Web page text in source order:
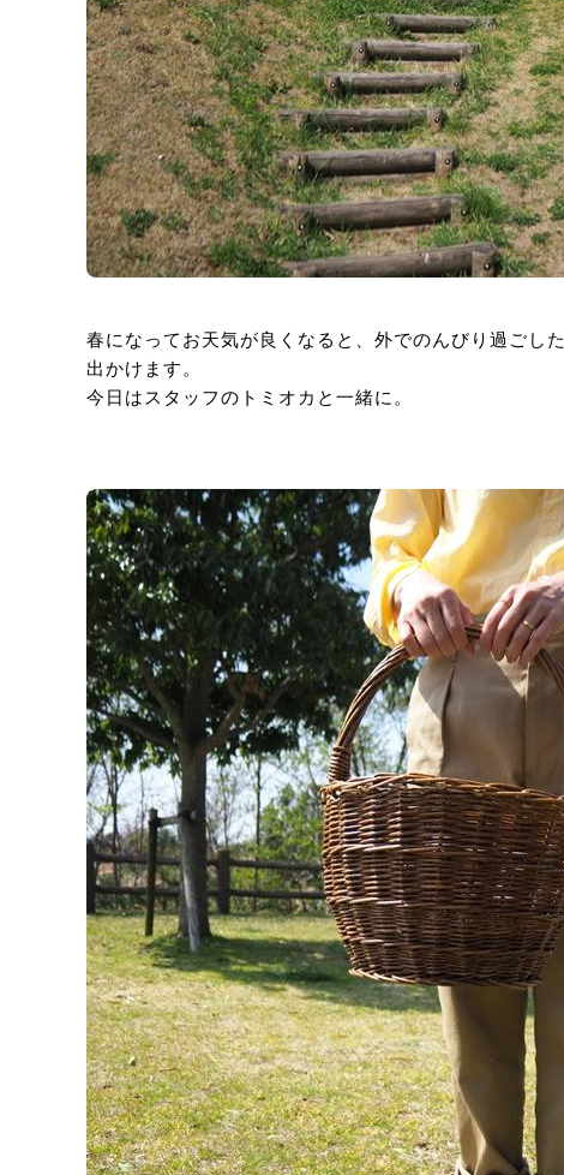
春になってお天気が良くなると、外でのんびり過ごし
出かけます。
今日はスタッフのトミオカと一緒に。